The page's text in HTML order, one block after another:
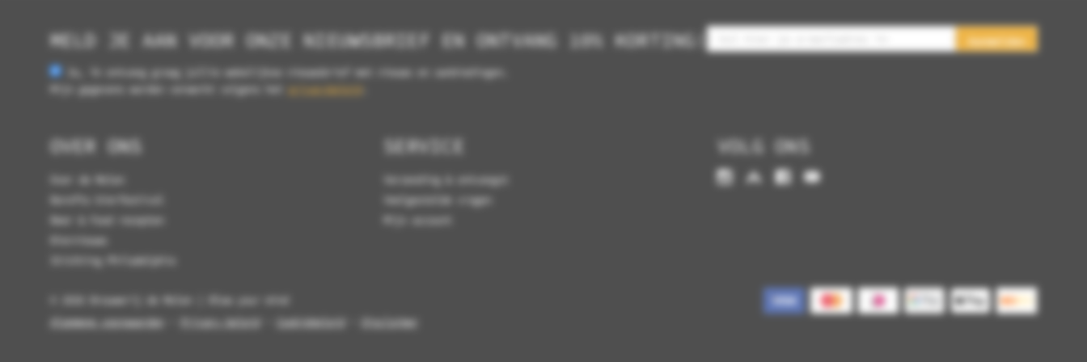
MELD JE AAN VOOR ONZE NIEUWSBRIEF EN ONTVANG 10% KORTING!
Ja, ik ontvang graag jullie wekelijkse nieuwsbrief met nieuws en aanbiedingen.
Mijn gegevens worden verwerkt volgens het
privacybeleid
Aanmelden
OVER ONS
Over de Molen
Borefts bierfestival
Beer & Food recepten
Biernieuws
Stichting Philadelphia
SERVICE
Verzending & ontvangst
Veelgestelde vragen
Mijn account
VOLG ONS
© 2026 Brouwerij de Molen | Blow your mind
Algemene voorwaarden
Privacy beleid Cookiebeleid Disclaimer